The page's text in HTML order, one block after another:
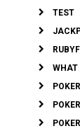
TEST
WHAT